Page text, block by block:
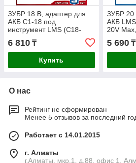
ЗУБР 18 В, адаптер для
АКБ С1-18 под
инструмент LMS (С18-
6 810 ₸
Купить
ЗУБР 20
АКБ
20V
(LMS-T7)
5 690₸
О нас
Рейтинг не сформирован
Менее 5 отзывов за последний
Работает с 14.01.2015
г. Алматы
г.Алматы, мкр.1, д.88, офис 1,